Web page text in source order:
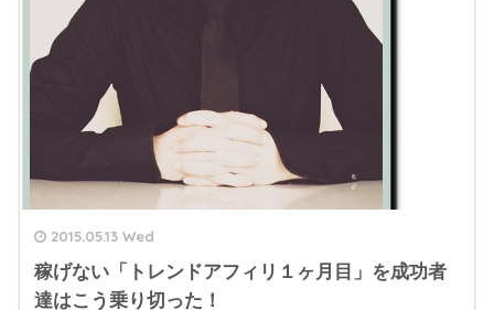
2015.05.13 Wed
稼げない「トレンドアフィリ１ヶ月目」を成功者
達はこう乗り切った！